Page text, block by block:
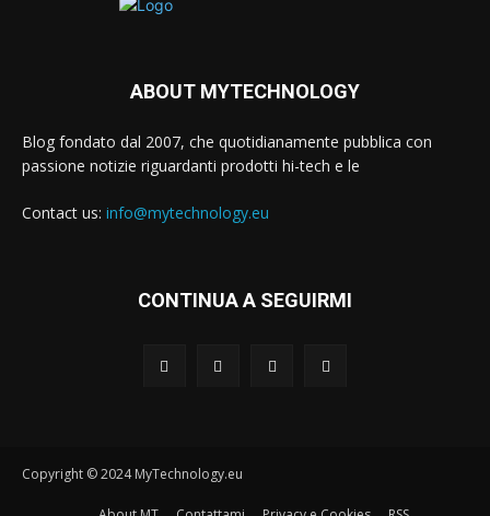
ABOUT MYTECHNOLOGY
Blog fondato dal 2007, che quotidianamente pubblica con
passione notizie riguardanti prodotti hi-tech e le
Contact us: info@mytechnology.eu
CONTINUA A SEGUIRMI
Copyright © 2024 MyTechnology.eu